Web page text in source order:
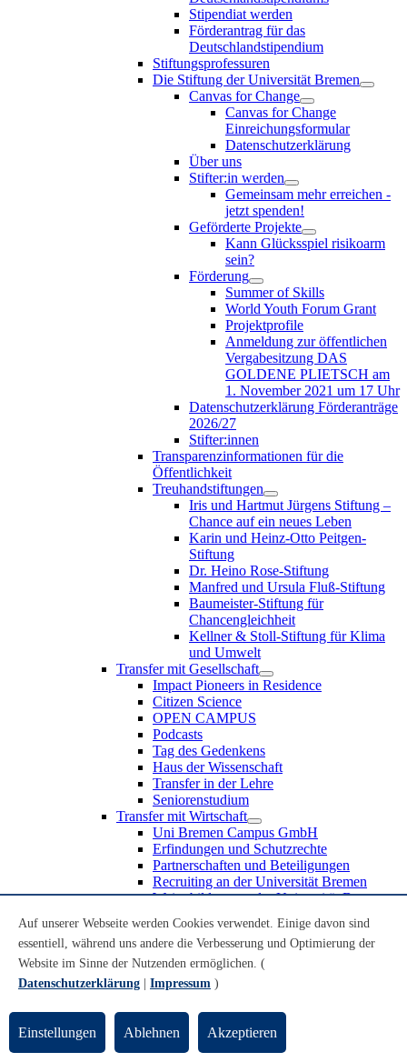
Stipendiat werden
Förderantrag für das
Deutschlandstipendium
Stiftungsprofessuren
Die Stiftung der Universität Bremen
Canvas for Change
Canvas for Change
Einreichungsformular
Datenschutzerklärung
Über uns
Stifter:in werden
Gemeinsam mehr erreichen -
jetzt spenden!
Geförderte Projekte
Kann Glücksspiel risikoarm
sein?
Förderung
Summer of Skills
World Youth Forum Grant
Projektprofile
Anmeldung zur öffentlichen
Vergabesitzung DAS
GOLDENE PLIETSCH am
1. November 2021 um 17 Uhr
Datenschutzerklärung Förderanträge
2026/27
Stifter:innen
Transparenzinformationen für die
Öffentlichkeit
Treuhandstiftungen
Iris und Hartmut Jürgens Stiftung –
Chance auf ein neues Leben
Karin und Heinz-Otto Peitgen-
Stiftung
Dr. Heino Rose-Stiftung
Manfred und Ursula Fluß-Stiftung
Baumeister-Stiftung für
Chancengleichheit
Kellner & Stoll-Stiftung für Klima
und Umwelt
Transfer mit Gesellschaft
Impact Pioneers in Residence
Citizen Science
OPEN CAMPUS
Podcasts
Tag des Gedenkens
Haus der Wissenschaft
Transfer in der Lehre
Seniorenstudium
Transfer mit Wirtschaft
Uni Bremen Campus GmbH
Erfindungen und Schutzrechte
Partnerschaften und Beteiligungen
Recruiting an der Universität Bremen
Weiterbildung an der Universität Bremen
Schülerinnen und Schüler
MINT-Schnupperstudium
Schulklassen
Lehrkräfte
UniTransfer - Servicestelle für Transferaktivitäten
Transfermagazin der Universität Bremen
Auf unserer Webseite werden Cookies verwendet. Einige davon sind
essentiell, während uns andere die Verbesserung und Optimierung der
Website im Sinne der Nutzenden ermöglichen. (
Datenschutzerklärung
Impressum )
Einstellungen Ablehnen Akzeptieren